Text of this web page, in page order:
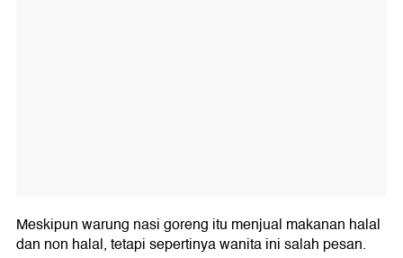
Meskipun warung nasi goreng itu menjual makanan halal
dan non halal, tetapi sepertinya wanita ini salah pesan.